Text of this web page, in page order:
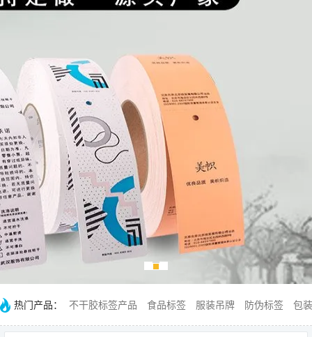
热门产品： 不干胶标签产品 食品标签 服装吊牌 防伪标签 包